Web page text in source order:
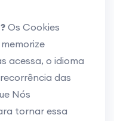
Os Cookies
acessa, o idioma
das
Nós
tornar essa